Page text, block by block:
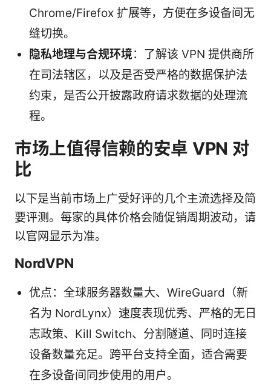
Chrome/Firefox 扩展等，方便在多设备间无
缝切换。
隐私地理与合规环境：了解该 VPN 提供商所
在司法辖区，以及是否受严格的数据保护法
约束，是否公开披露政府请求数据的处理流
程。
市场上值得信赖的安卓 VPN 对
比
以下是当前市场上广受好评的几个主流选择及简
要评测。每家的具体价格会随促销周期波动，请
以官网显示为准。
NordVPN
优点：全球服务器数量大、WireGuard（新
名为 NordLynx）速度表现优秀、严格的无日
志政策、Kill Switch、分割隧道、同时连接
设备数量充足。跨平台支持全面，适合需要
在多设备间同步使用的用户。